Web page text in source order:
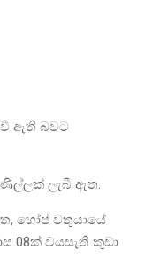
වී ඇති බවට
ලැබී ඇත.
හෝප් වතුයායේ
08ක් වයසැති කුඩා